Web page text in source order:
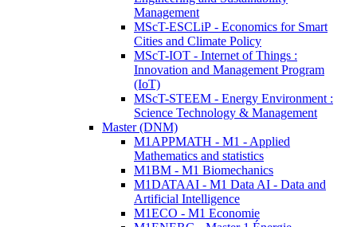
Management
MScT-ESCLiP - Economics for Smart
Cities and Climate Policy
MScT-IOT - Internet of Things :
Innovation and Management Program
(IoT)
MScT-STEEM - Energy Environment :
Science Technology & Management
Master (DNM)
M1APPMATH - M1 - Applied
Mathematics and statistics
M1BM - M1 Biomechanics
M1DATAAI - M1 Data AI - Data and
Artificial Intelligence
M1ECO - M1 Economie